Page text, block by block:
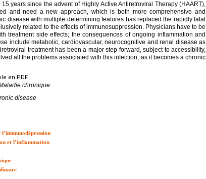
years since the advent of Highly Active Antiretroviral Therapy (HAART),
and need a new approach, which is both more comprehensive and
disease with multiple determining features has replaced the rapidly fatal
related to the effects of immunosuppression. Physicians have to be
treatment side effects; the consequences of ongoing inflammation and
include metabolic, cardiovascular, neurocognitive and renal disease as
treatment has been a major step forward, subject to accessibility,
all the problems associated with this infection, as it becomes a chronic
en PDF.
chronique
disease
et l’inflammation